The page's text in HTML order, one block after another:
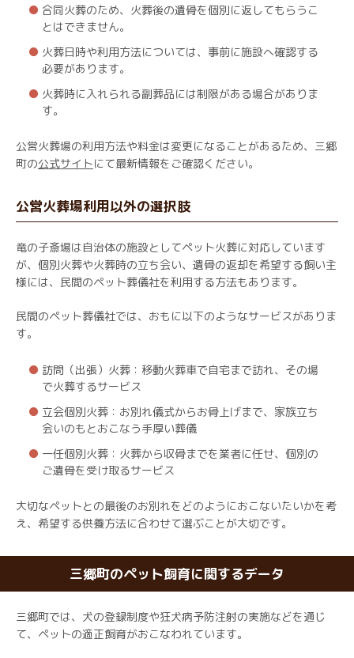
合同火葬のため、火葬後の遺骨を個別に返してもらうこ
とはできません。
火葬日時や利用方法については、事前に施設へ確認する
必要があります。
火葬時に入れられる副葬品には制限がある場合がありま
す。
公営火葬場の利用方法や料金は変更になることがあるため、三郷
町の公式サイトにて最新情報をご確認ください。
公営火葬場利用以外の選択肢
竜の子斎場は自治体の施設としてペット火葬に対応しています
が、個別火葬や火葬時の立ち会い、遺骨の返却を希望する飼い主
様には、民間のペット葬儀社を利用する方法もあります。
民間のペット葬儀社では、おもに以下のようなサービスがありま
す。
訪問（出張）火葬：移動火葬車で自宅まで訪れ、その場
で火葬するサービス
立会個別火葬：お別れ儀式からお骨上げまで、家族立ち
会いのもとおこなう手厚い葬儀
一任個別火葬：火葬から収骨までを業者に任せ、個別の
ご遺骨を受け取るサービス
大切なペットとの最後のお別れをどのようにおこないたいかを考
え、希望する供養方法に合わせて選ぶことが大切です。
三郷町のペット飼育に関するデータ
三郷町では、犬の登録制度や狂犬病予防注射の実施などを通じ
て、ペットの適正飼育がおこなわれています。